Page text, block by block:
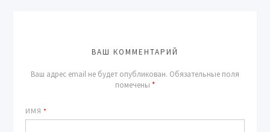
ВАШ КОММЕНТАРИЙ
Ваш адрес email не будет опубликован. Обязательные поля
помечены *
ИМЯ*